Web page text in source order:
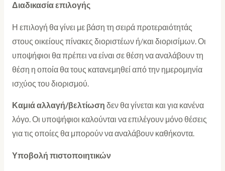
Διαδικασία επιλογής
Η επιλογή θα γίνει με βάση τη σειρά προτεραιότητάς
στους οικείους πίνακες διοριστέων ή/και διορισίμων. Οι
υποψήφιοι θα πρέπει να είναι σε θέση να αναλάβουν τη
θέση η οποία θα τους κατανεμηθεί από την ημερομηνία
ισχύος του διορισμού.
Καμιά αλλαγή/βελτίωση δεν θα γίνεται και για κανένα
λόγο. Οι υποψήφιοι καλούνται να επιλέγουν μόνο θέσεις
για τις οποίες θα μπορούν να αναλάβουν καθήκοντα.
Υποβολή πιστοποιητικών